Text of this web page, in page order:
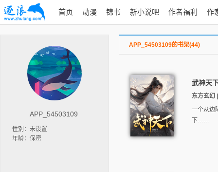
首页 动漫 锦书 新小说吧 作者福利 作
APP_54503109
性别：未设置
年龄：保密
APP_54503109的书架(44)
武神天
东方玄幻
一个从边
下……